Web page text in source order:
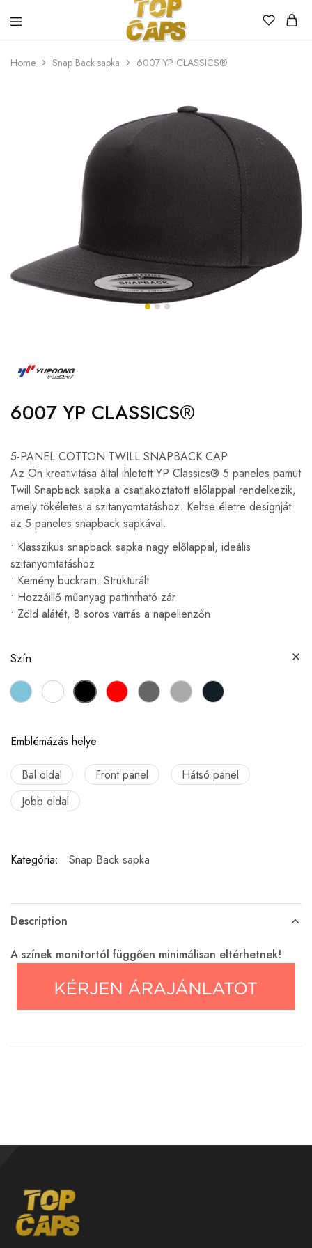
Top
Caps
Egyedi
emblémázott
Home Snap Back sapka 6007 YP CLASSICS®
6007 YP CLASSICS®
5-PANEL COTTON TWILL SNAPBACK CAP
Az Ön kreativitása által ihletett YP Classics® 5 paneles pamut
Twill Snapback sapka a csatlakoztatott előlappal rendelkezik,
amely tökéletes a szitanyomtatáshoz. Keltse életre designját
az 5 paneles snapback sapkával.
• Klasszikus snapback sapka nagy előlappal, ideális
szitanyomtatáshoz
• Kemény buckram. Strukturált
• Hozzáillő műanyag pattintható zár
• Zöld alátét, 8 soros varrás a napellenzőn
Szín
Emblémázás helye
Bal oldal Front panel
Hátsó panel
Jobb oldal
Kategória: Snap Back sapka
Description
A színek monitortól függően minimálisan eltérhetnek!